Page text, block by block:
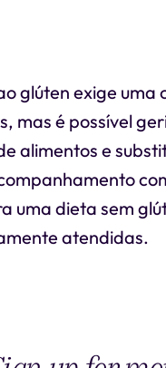
glúten exige
mas é possível
alimentos e
uma dieta sem
atendidas.